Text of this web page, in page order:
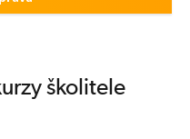
školitele